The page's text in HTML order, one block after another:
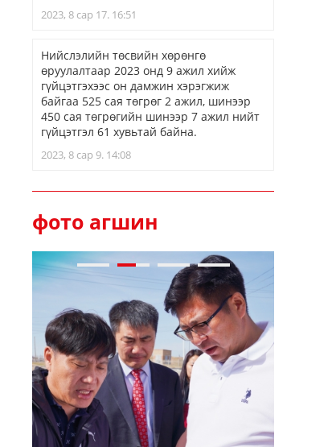
2023, 8 сар 17. 16:51
Нийслэлийн төсвийн хөрөнгө
өруулалтаар 2023 онд 9 ажил хийж
гүйцэтгэхээс он дамжин хэрэгжиж
байгаа 525 сая төгрөг 2 ажил, шинээр
450 сая төгрөгийн шинээр 7 ажил нийт
гүйцэтгэл 61 хувьтай байна.
2023, 8 сар 9. 14:08
фото агшин